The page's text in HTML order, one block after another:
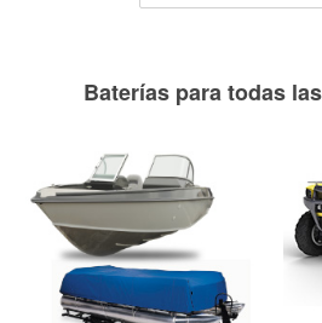
Baterías para todas